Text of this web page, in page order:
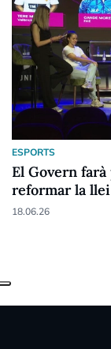
ESPORTS
El Govern farà
reformar la
18.06.26